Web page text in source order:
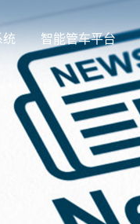
统 智能管车平台